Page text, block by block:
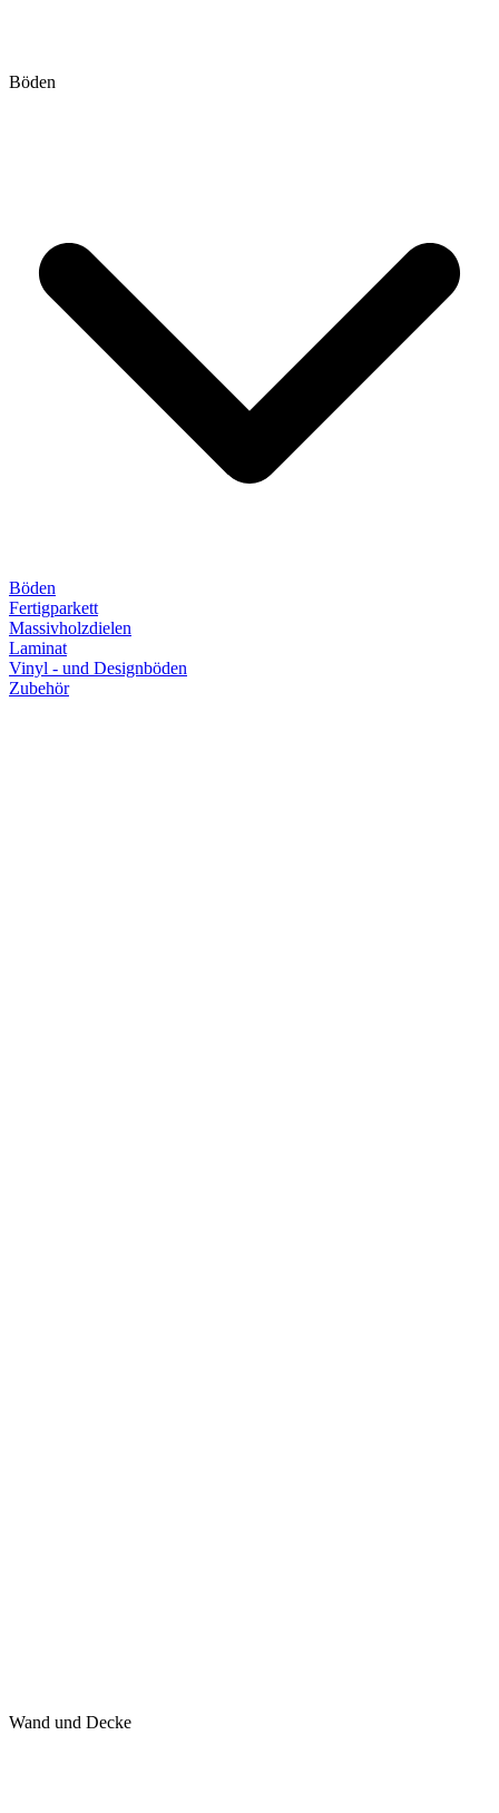
Böden
Böden
Fertigparkett
Massivholzdielen
Laminat
Vinyl - und Designböden
Zubehör
Wand und Decke